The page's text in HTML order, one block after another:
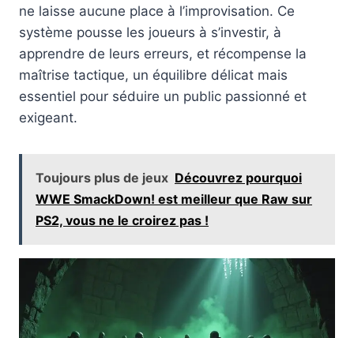
ne laisse aucune place à l’improvisation. Ce
système pousse les joueurs à s’investir, à
apprendre de leurs erreurs, et récompense la
maîtrise tactique, un équilibre délicat mais
essentiel pour séduire un public passionné et
exigeant.
Toujours plus de jeux Découvrez pourquoi
WWE SmackDown! est meilleur que Raw sur
PS2, vous ne le croirez pas !